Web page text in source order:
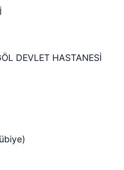
DEVLET HASTANESİ